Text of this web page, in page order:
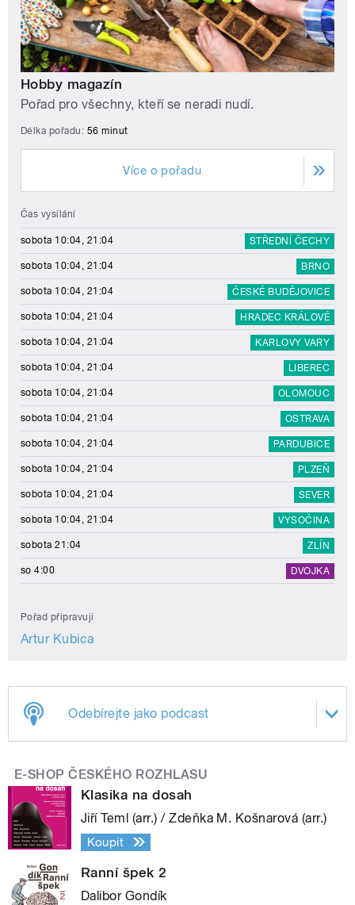
Hobby magazín
Pořad pro všechny, kteří se neradi nudí.
Délka pořadu: 56 minut
Více o pořadu
Čas vysílání
sobota 10:04, 21:04 STŘEDNÍ ČECHY
sobota 10:04, 21:04 BRNO
sobota 10:04, 21:04 ČESKÉ BUDĚJOVICE
sobota 10:04, 21:04 HRADEC KRÁLOVÉ
sobota 10:04, 21:04 KARLOVY VARY
sobota 10:04, 21:04 LIBEREC
sobota 10:04, 21:04 OLOMOUC
sobota 10:04, 21:04 OSTRAVA
sobota 10:04, 21:04 PARDUBICE
sobota 10:04, 21:04 PLZEŇ
sobota 10:04, 21:04 SEVER
sobota 10:04, 21:04 VYSOČINA
sobota 21:04 ZLÍN
so 4:00 DVOJKA
Pořad připravují
Artur Kubica
Odebírejte jako podcast
E-SHOP ČESKÉHO ROZHLASU
Klasika na dosah
Jiří Teml (arr.) / Zdeňka M. Košnarová (arr.)
Koupit
Ranní špek 2
Dalibor Gondík